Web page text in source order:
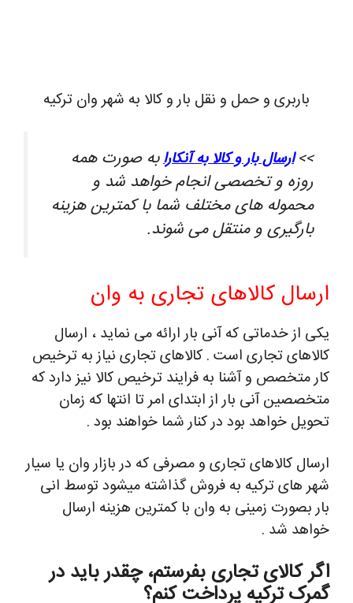
باربری و حمل و نقل بار و کالا به شهر وان ترکیه
>>ارسال بار و کالا به آنکارابه صورت همه
روزه و تخصصی انجام خواهد شد و
محموله های مختلف شما با کمترین هزینه
بارگیری و منتقل می شوند.
ارسال کالاهای تجاری به وان
یکی از خدماتی که آنی بار ارائه می نماید ، ارسال
کالاهای تجاری است . کالاهای تجاری نیاز به ترخیص
کار متخصص و آشنا به فرایند ترخیص کالا نیز دارد که
متخصصین آنی بار از ابتدای امر تا انتها که زمان
تحویل خواهد بود در کنار شما خواهند بود .
ارسال کالاهای تجاری و مصرفی که در بازار وان یا سیار
شهر های ترکیه به فروش گذاشته میشود توسط انی
بار بصورت زمینی به وان با کمترین هزینه ارسال
خواهد شد .
اگر کالای تجاری بفرستم، چقدر باید در
گمرک ترکیه پرداخت کنم؟